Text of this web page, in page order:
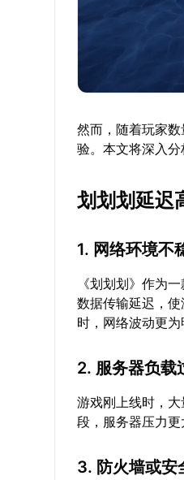
然而，随着玩家
验。本文将深入分
划划划延迟
1. 网络环境不
《划划划》作为
数据传输延迟，
时，网络波动更为
2. 服务器负载
游戏刚上线时，
段，服务器压力更
3. 防火墙或安